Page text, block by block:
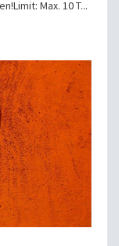
Max. 10 T...